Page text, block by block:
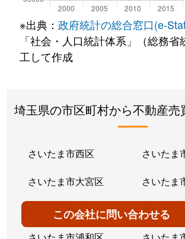
※出典： 政府統計の総合窓口(e-
「社会・人口統計体系」（総務省
工して作成
埼玉県の市区町村から不動産売
さいたま市西区 さいたま
さいたま市大宮区 さいたま
さいたま市中央区 さいたま
この会社に問い合わせる